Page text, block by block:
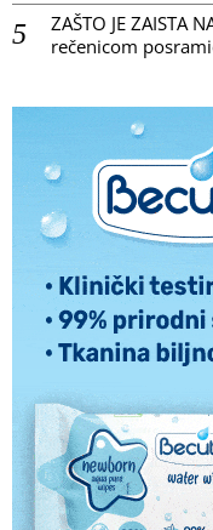
ZAŠTO JE ZAISTA
rečenicom